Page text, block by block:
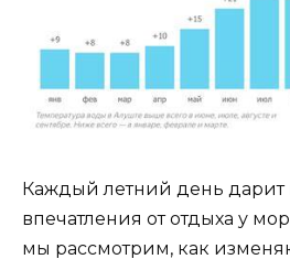
Каждый летний день дарит
впечатления от отдыха у
мы рассмотрим, как